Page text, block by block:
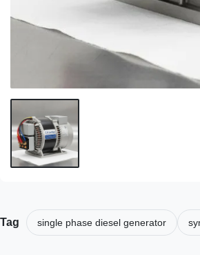
Tag single phase diesel generator